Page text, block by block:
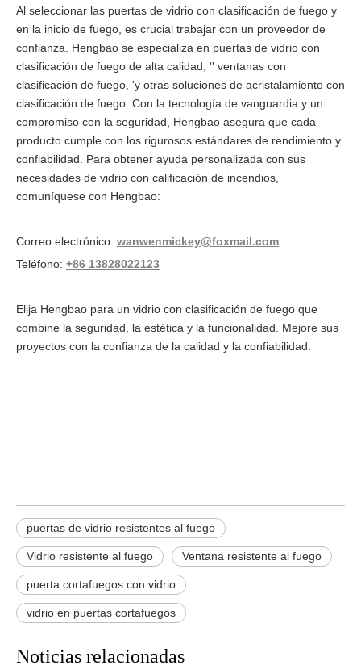
Al seleccionar las puertas de vidrio con clasificación de fuego y
en la inicio de fuego, es crucial trabajar con un proveedor de
confianza. Hengbao se especializa en puertas de vidrio con
clasificación de fuego de alta calidad, '' ventanas con
clasificación de fuego, 'y otras soluciones de acristalamiento con
clasificación de fuego. Con la tecnología de vanguardia y un
compromiso con la seguridad, Hengbao asegura que cada
producto cumple con los rigurosos estándares de rendimiento y
confiabilidad. Para obtener ayuda personalizada con sus
necesidades de vidrio con calificación de incendios,
comuníquese con Hengbao:
Correo electrónico: wanwenmickey@foxmail.com
Teléfono: +86 13828022123
Elija Hengbao para un vidrio con clasificación de fuego que
combine la seguridad, la estética y la funcionalidad. Mejore sus
proyectos con la confianza de la calidad y la confiabilidad.
puertas de vidrio resistentes al fuego
Vidrio resistente al fuego Ventana resistente al fuego
puerta cortafuegos con vidrio
vidrio en puertas cortafuegos
Noticias relacionadas